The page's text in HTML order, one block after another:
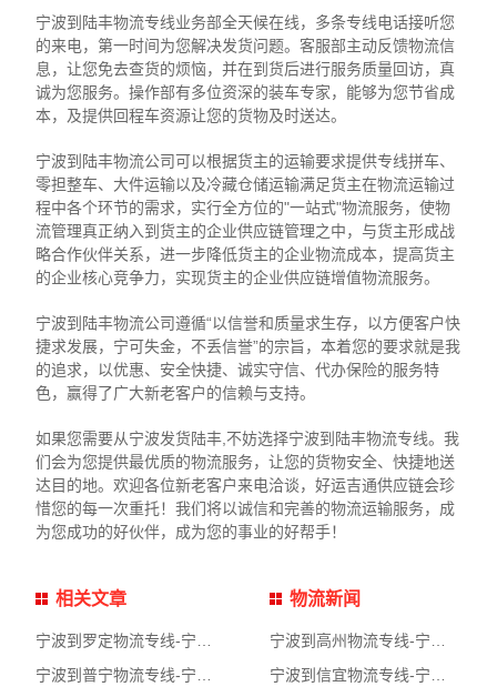
宁波到陆丰物流专线业务部全天候在线，多条专线电话接听您
的来电，第一时间为您解决发货问题。客服部主动反馈物流信
息，让您免去查货的烦恼，并在到货后进行服务质量回访，真
诚为您服务。操作部有多位资深的装车专家，能够为您节省成
本，及提供回程车资源让您的货物及时送达。
宁波到陆丰物流公司可以根据货主的运输要求提供专线拼车、
零担整车、大件运输以及冷藏仓储运输满足货主在物流运输过
程中各个环节的需求，实行全方位的"一站式"物流服务，使物
流管理真正纳入到货主的企业供应链管理之中，与货主形成战
略合作伙伴关系，进一步降低货主的企业物流成本，提高货主
的企业核心竞争力，实现货主的企业供应链增值物流服务。
宁波到陆丰物流公司遵循“以信誉和质量求生存，以方便客户快
捷求发展，宁可失金，不丢信誉”的宗旨，本着您的要求就是我
的追求，以优惠、安全快捷、诚实守信、代办保险的服务特
色，赢得了广大新老客户的信赖与支持。
如果您需要从宁波发货陆丰,不妨选择宁波到陆丰物流专线。我
们会为您提供最优质的物流服务，让您的货物安全、快捷地送
达目的地。欢迎各位新老客户来电洽谈，好运吉通供应链会珍
惜您的每一次重托！我们将以诚信和完善的物流运输服务，成
为您成功的好伙伴，成为您的事业的好帮手！
相关文章
宁波到罗定物流专线-宁波到罗定物流公司
宁波到普宁物流专线-宁波到普宁物流公司
物流新闻
宁波到高州物流专线-宁波到高州物流公司
宁波到信宜物流专线-宁波到信宜物流公司